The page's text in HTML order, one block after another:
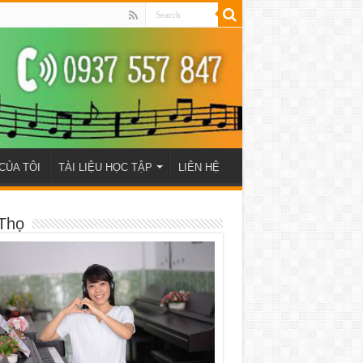
TÔI TÀI LIỆU HỌC TẬP LIÊN HỆ